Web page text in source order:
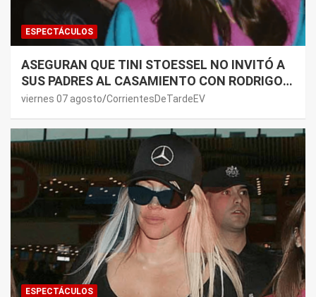
ESPECTÁCULOS
ASEGURAN QUE TINI STOESSEL NO INVITÓ A
SUS PADRES AL CASAMIENTO CON RODRIGO
DE PAUL: LOS MOTIVOS
viernes 07 agosto CorrientesDeTardeEV
ESPECTÁCULOS